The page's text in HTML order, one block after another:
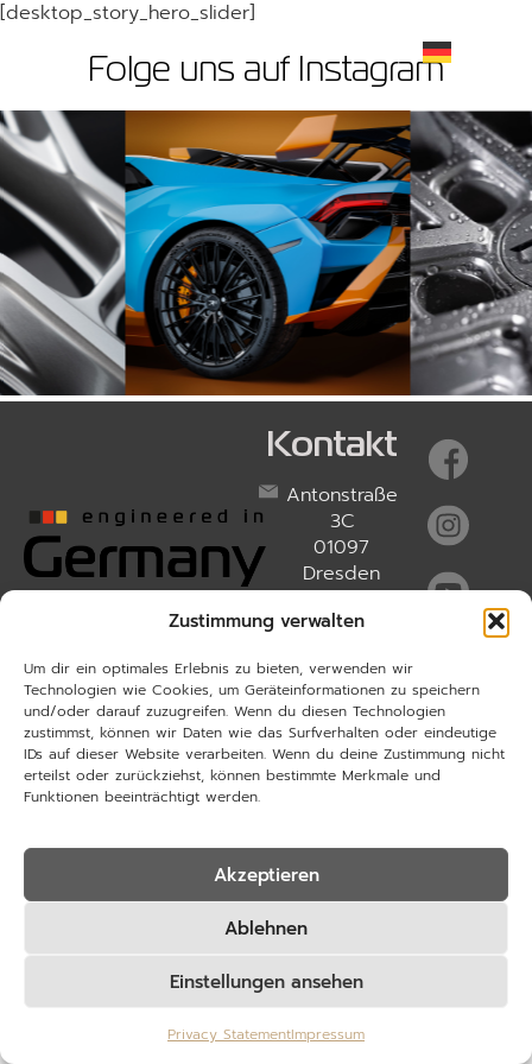
Zustimmung verwalten
Um dir ein optimales Erlebnis zu bieten, verwenden wir
Technologien wie Cookies, um Geräteinformationen zu speichern
und/oder darauf zuzugreifen. Wenn du diesen Technologien
zustimmst, können wir Daten wie das Surfverhalten oder eindeutige
IDs auf dieser Website verarbeiten. Wenn du deine Zustimmung nicht
erteilst oder zurückziehst, können bestimmte Merkmale und
Funktionen beeinträchtigt werden.
Akzeptieren
Ablehnen
Einstellungen ansehen
Privacy StatementImpressum
[desktop_story_hero_slider]
Folge uns auf Instagram
Datenschutz
Impressum
Kontakt
Antonstraße
3C
01097
Dresden
info@r3-